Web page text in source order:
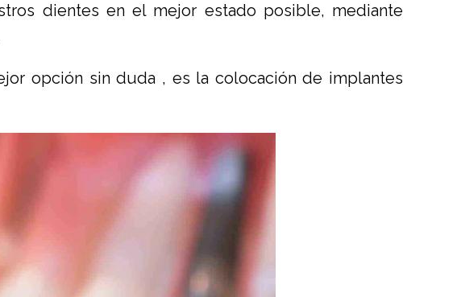
dientes en el mejor estado posible, mediante
opción sin duda , es la colocación de implantes